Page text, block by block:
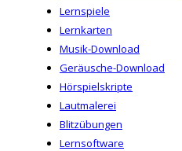
Lernspiele
Lernkarten
Musik-Download
Geräusche-Download
Hörspielskripte
Lautmalerei
Blitzübungen
Lernsoftware